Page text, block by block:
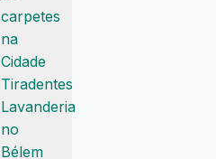
carpetes
na
Cidade
Tiradentes
Lavanderia
no
Bélem